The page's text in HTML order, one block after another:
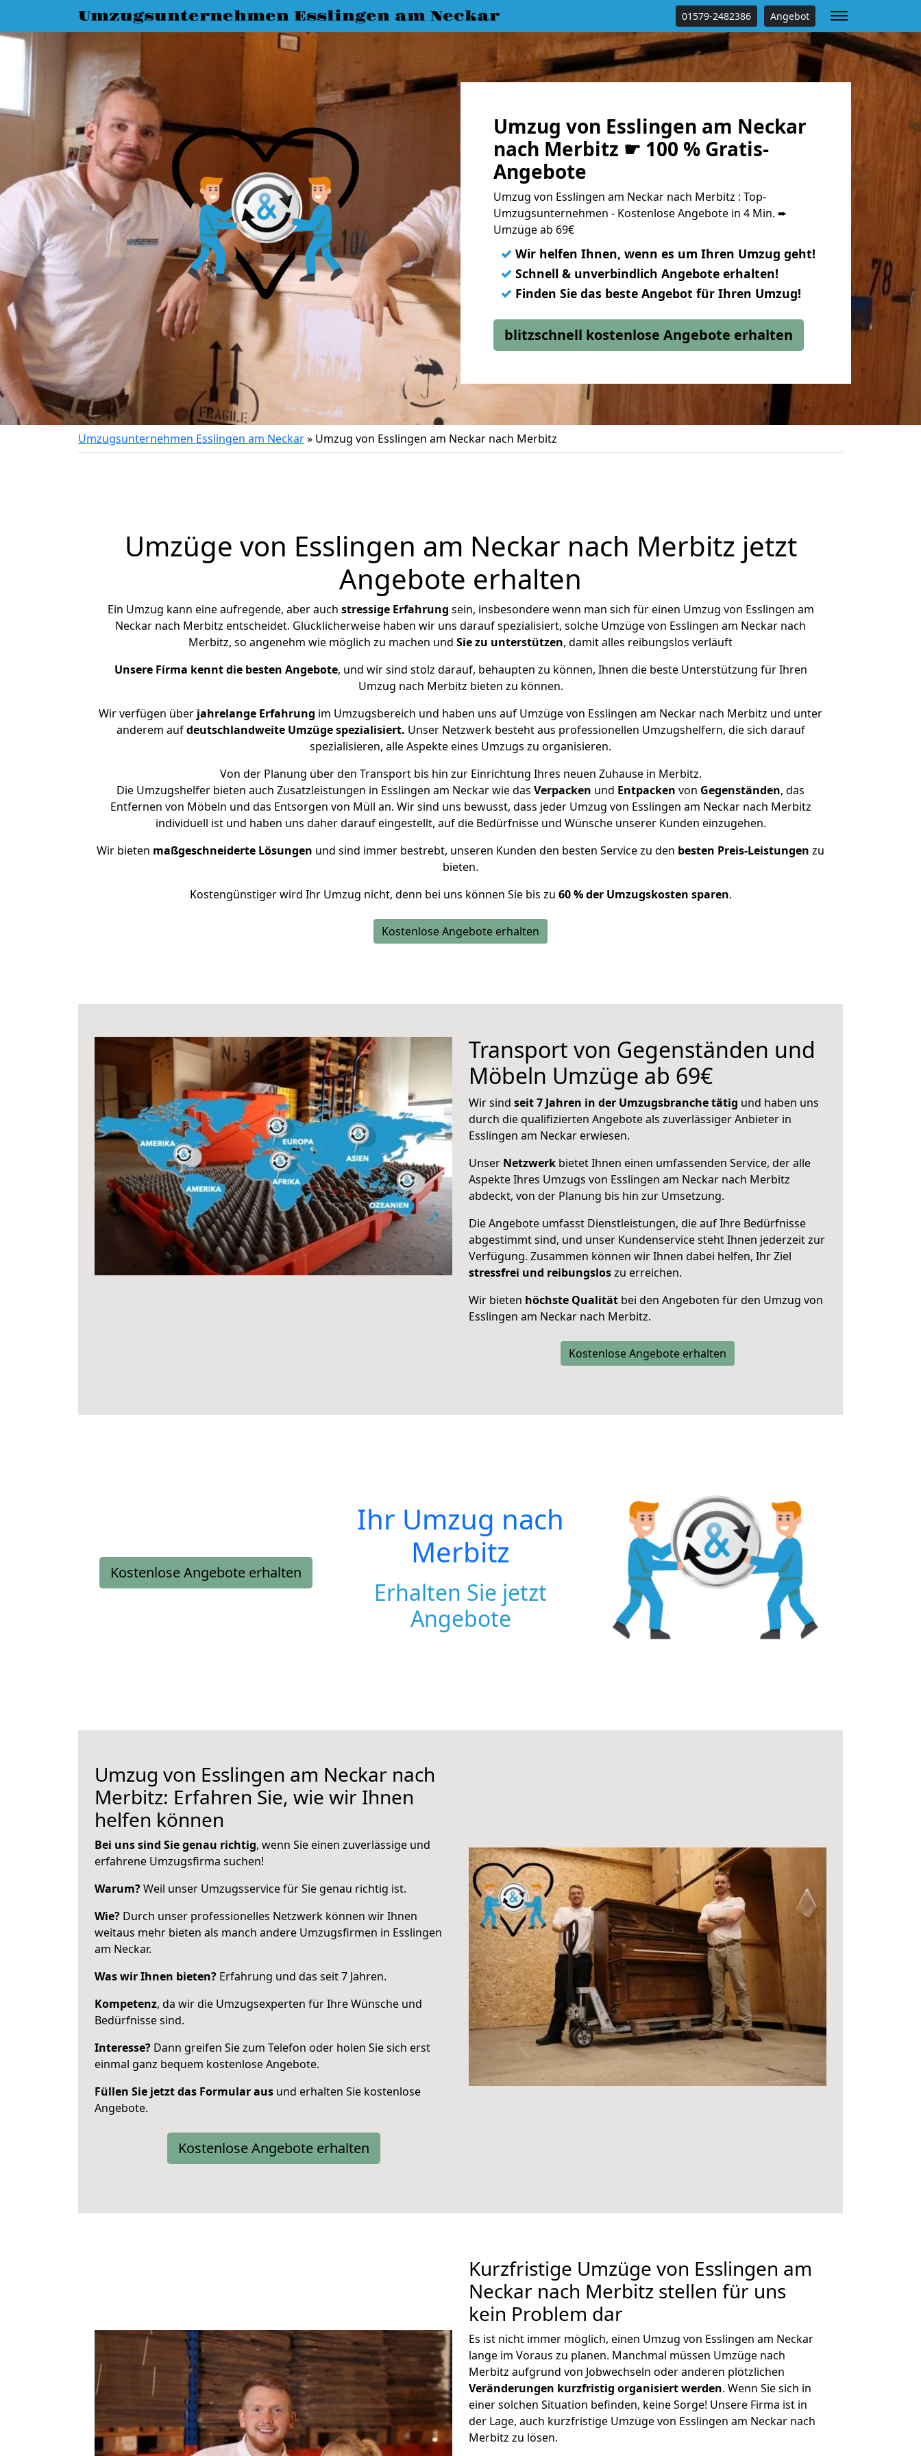
Umzugsunternehmen Esslingen am Neckar 01579-2482386 Angebot
Umzug von Esslingen am Neckar
nach Merbitz ☛ 100 % Gratis-
Angebote
Umzug von Esslingen am Neckar nach Merbitz : Top-
Umzugsunternehmen - Kostenlose Angebote in 4 Min. ➨
Umzüge ab 69€
✓ Wir helfen Ihnen, wenn es um Ihren Umzug geht!
✓ Schnell & unverbindlich Angebote erhalten!
✓ Finden Sie das beste Angebot für Ihren Umzug!
blitzschnell kostenlose Angebote erhalten
Umzugsunternehmen Esslingen am Neckar» Umzug von Esslingen am Neckar nach Merbitz
Umzüge von Esslingen am Neckar nach Merbitz jetzt
Angebote erhalten
Ein Umzug kann eine aufregende, aber auch stressige Erfahrung sein, insbesondere wenn man sich für einen Umzug von Esslingen am
Neckar nach Merbitz entscheidet. Glücklicherweise haben wir uns darauf spezialisiert, solche Umzüge von Esslingen am Neckar nach
Merbitz, so angenehm wie möglich zu machen und Sie zu unterstützen, damit alles reibungslos verläuft
Unsere Firma kennt die besten Angebote, und wir sind stolz darauf, behaupten zu können, Ihnen die beste Unterstützung für Ihren
Umzug nach Merbitz bieten zu können.
Wir verfügen über jahrelange Erfahrung im Umzugsbereich und haben uns auf Umzüge von Esslingen am Neckar nach Merbitz und unter
anderem aufdeutschlandweite Umzüge spezialisiert. Unser Netzwerk besteht aus professionellen Umzugshelfern, die sich darauf
spezialisieren, alle Aspekte eines Umzugs zu organisieren.
Von der Planung über den Transport bis hin zur Einrichtung Ihres neuen Zuhause in Merbitz.
Die Umzugshelfer bieten auch Zusatzleistungen in Esslingen am Neckar wie das Verpacken und Entpacken von Gegenständen, das
Entfernen von Möbeln und das Entsorgen von Müll an. Wir sind uns bewusst, dass jeder Umzug von Esslingen am Neckar nach Merbitz
individuell ist und haben uns daher darauf eingestellt, auf die Bedürfnisse und Wünsche unserer Kunden einzugehen.
Wir bieten maßgeschneiderte Lösungen und sind immer bestrebt, unseren Kunden den besten Service zu den besten Preis-Leistungen zu
bieten.
Kostengünstiger wird Ihr Umzug nicht, denn bei uns können Sie bis zu 60 % der Umzugskosten sparen.
Kostenlose Angebote erhalten
Transport von Gegenständen und
Möbeln Umzüge ab 69€
Wir sind seit 7 Jahren in der Umzugsbranche tätig und haben uns
durch die qualifizierten Angebote als zuverlässiger Anbieter in
Esslingen am Neckar erwiesen.
Unser Netzwerk bietet Ihnen einen umfassenden Service, der alle
Aspekte Ihres Umzugs von Esslingen am Neckar nach Merbitz
abdeckt, von der Planung bis hin zur Umsetzung.
Die Angebote umfasst Dienstleistungen, die auf Ihre Bedürfnisse
abgestimmt sind, und unser Kundenservice steht Ihnen jederzeit zur
Verfügung. Zusammen können wir Ihnen dabei helfen, Ihr Ziel
stressfrei und reibungsloszu erreichen.
Wir bieten höchste Qualität bei den Angeboten für den Umzug von
Esslingen am Neckar nach Merbitz.
Kostenlose Angebote erhalten
Kostenlose Angebote erhalten
Ihr Umzug nach
Merbitz
Erhalten Sie jetzt
Angebote
Umzug von Esslingen am Neckar nach
Merbitz: Erfahren Sie, wie wir Ihnen
helfen können
Bei uns sind Sie genau richtig, wenn Sie einen zuverlässige und
erfahrene Umzugsfirma suchen!
Warum?Weil unser Umzugsservice für Sie genau richtig ist.
Wie? Durch unser professionelles Netzwerk können wir Ihnen
weitaus mehr bieten als manch andere Umzugsfirmen in Esslingen
am Neckar.
Was wir Ihnen bieten? Erfahrung und das seit 7 Jahren.
Kompetenz, da wir die Umzugsexperten für Ihre Wünsche und
Bedürfnisse sind.
Interesse? Dann greifen Sie zum Telefon oder holen Sie sich erst
einmal ganz bequem kostenlose Angebote.
Füllen Sie jetzt das Formular aus und erhalten Sie kostenlose
Angebote.
Kostenlose Angebote erhalten
Kurzfristige Umzüge von Esslingen am
Neckar nach Merbitz stellen für uns
kein Problem dar
Es ist nicht immer möglich, einen Umzug von Esslingen am Neckar
lange im Voraus zu planen. Manchmal müssen Umzüge nach
Merbitz aufgrund von Jobwechseln oder anderen plötzlichen
Veränderungen kurzfristig organisiert werden. Wenn Sie sich in
einer solchen Situation befinden, keine Sorge! Unsere Firma ist in
der Lage, auch kurzfristige Umzüge von Esslingen am Neckar nach
Merbitz zu lösen.